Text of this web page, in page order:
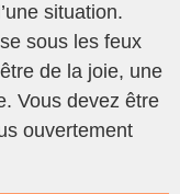
situation.
sous les feux
de la joie, une
Vous devez être
ouvertement